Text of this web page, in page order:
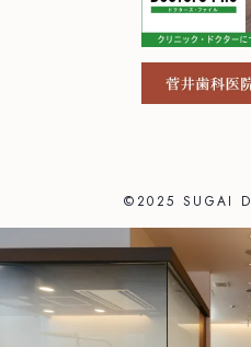
©2025 SUGAI